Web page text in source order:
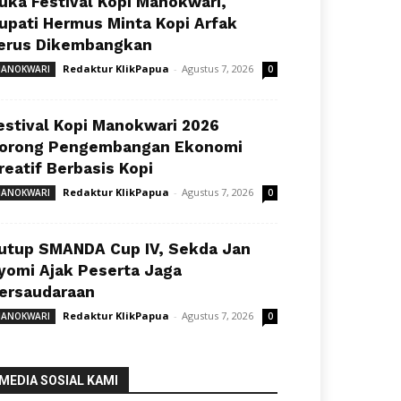
Hermus Minta Kopi Arfak
Dikembangkan
Redaktur KlikPapua - Agustus 7, 2026 0
Kopi Manokwari 2026
Pengembangan Ekonomi
Berbasis Kopi
Redaktur KlikPapua - Agustus 7, 2026 0
SMANDA Cup IV, Sekda Jan
Ajak Peserta Jaga
Redaktur KlikPapua - Agustus 7, 2026 0
MEDIA SOSIAL KAMI